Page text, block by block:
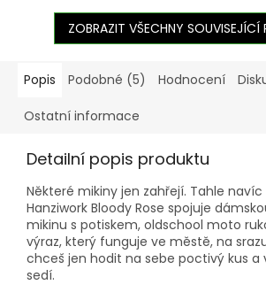
ZOBRAZIT VŠECHNY SOUVISEJÍCÍ
Popis Podobné (5) Hodnocení
Ostatní informace
Detailní popis produktu
Některé mikiny jen zahřejí. Tahle
Hanziwork Bloody Rose spojuje
mikinu s potiskem, oldschool moto
výraz, který funguje ve městě, na
chceš jen hodit na sebe poctivý kus a
sedí.